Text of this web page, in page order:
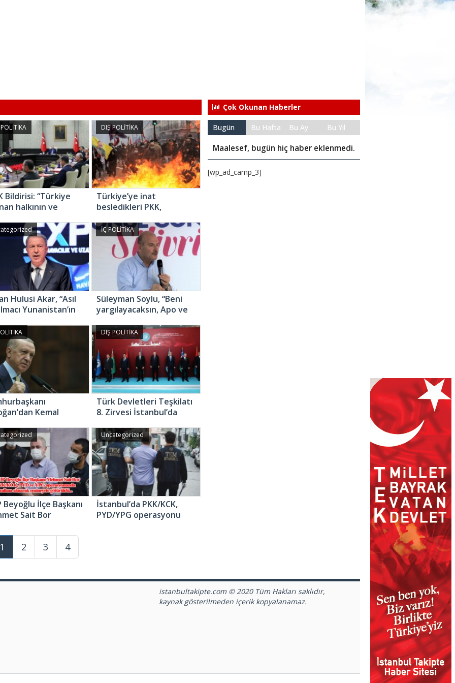
Bildirisi: “Türkiye
halkının ve
DIŞ POLİTİKA
Türkiye’ye inat
besledikleri PKK,
Fransa’yı vurdu!
Hulusi Akar, “Asıl
Yunanistan’ın
İÇ POLİTİKA
Süleyman Soylu, “Beni
yargılayacaksın, Apo ve
bırakacaksınız!”
Kemal
10 soru!
DIŞ POLİTİKA
Türk Devletleri Teşkilatı
8. Zirvesi İstanbul’da
Beyoğlu İlçe Başkanı
Sait Bor
Uncategorized
İstanbul’da PKK/KCK,
PYD/YPG operasyonu
1 2 3 4
Çok Okunan Haberler
Bugün Bu Hafta Bu Ay Bu Yıl
Maalesef, bugün hiç haber eklenmedi.
[wp_ad_camp_3]
istanbultakipte.com © 2020 Tüm Hakları saklıdır,
kaynak gösterilmeden içerik kopyalanamaz.